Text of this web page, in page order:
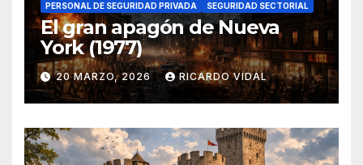
PERSONAL DE SEGURIDAD PRIVADA
SEGURIDAD SECTORIAL
El gran apagón de Nueva
York (1977)
20 MARZO, 2026 RICARDO VIDAL